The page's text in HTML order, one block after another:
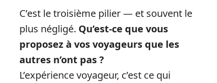
C’est le troisième pilier — et souvent le
plus négligé. Qu’est-ce que vous
proposez à vos voyageurs que les
autres n’ont pas ?
L’expérience voyageur, c’est ce qui